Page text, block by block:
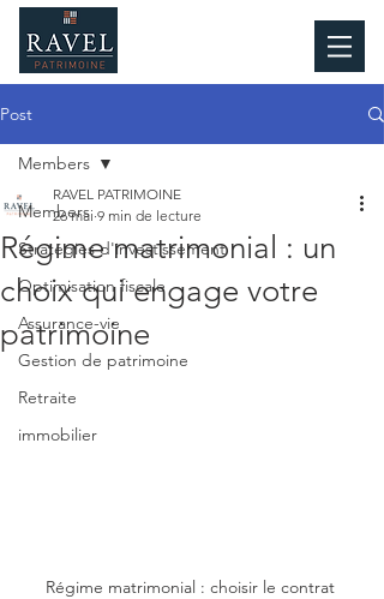
Post
Members
Stratégies d'investissement
Optimisation fiscale
Assurance-vie
Gestion de patrimoine
Retraite
immobilier
Members
Régime matrimonial : un
choix qui engage votre
patrimoine
RAVEL PATRIMOINE
26 mai 9 min de lecture
Régime matrimonial : choisir le contrat